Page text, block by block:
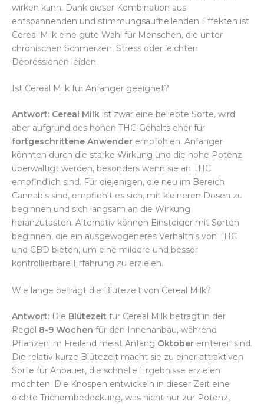
wirken kann. Dank dieser Kombination aus
entspannenden und stimmungsaufhellenden Effekten ist
Cereal Milk eine gute Wahl für Menschen, die unter
chronischen Schmerzen, Stress oder leichten
Depressionen leiden.
Ist Cereal Milk für Anfänger geeignet?
Antwort: Cereal Milk ist zwar eine beliebte Sorte, wird
aber aufgrund des hohen THC-Gehalts eher für
fortgeschrittene Anwender empfohlen. Anfänger
könnten durch die starke Wirkung und die hohe Potenz
überwältigt werden, besonders wenn sie an THC
empfindlich sind. Für diejenigen, die neu im Bereich
Cannabis sind, empfiehlt es sich, mit kleineren Dosen zu
beginnen und sich langsam an die Wirkung
heranzutasten. Alternativ können Einsteiger mit Sorten
beginnen, die ein ausgewogeneres Verhältnis von THC
und CBD bieten, um eine mildere und besser
kontrollierbare Erfahrung zu erzielen.
Wie lange beträgt die Blütezeit von Cereal Milk?
Antwort: Die Blütezeit für Cereal Milk beträgt in der
Regel 8-9 Wochen für den Innenanbau, während
Pflanzen im Freiland meist Anfang Oktober erntereif sind.
Die relativ kurze Blütezeit macht sie zu einer attraktiven
Sorte für Anbauer, die schnelle Ergebnisse erzielen
möchten. Die Knospen entwickeln in dieser Zeit eine
dichte Trichombedeckung, was nicht nur zur Potenz,